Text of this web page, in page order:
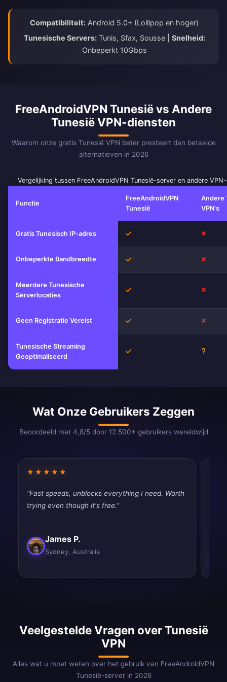
Compatibiliteit: Android 5.0+ (Lollipop en hoger)
Tunesische Servers:Tunis, Sfax, Sousse | Snelheid:
Onbeperkt 10Gbps
FreeAndroidVPN Tunesië vs Andere
Tunesië VPN-diensten
Waarom onze gratis Tunesië VPN beter presteert dan betaalde
alternatieven in 2026
Vergelijking tussen FreeAndroidVPN Tunesië-server en andere
Functie
FreeAndroidVPN
Tunesië
Andere
VPN's
Gratis Tunesisch IP-adres Ja
Onbeperkte Bandbreedte Ja
Meerdere Tunesische
Serverlocaties
Ja
Geen Registratie Vereist Ja
Tunesische Streaming
Geoptimaliseerd
Ja
Wat Onze Gebruikers Zeggen
Beoordeeld met 4,8/5 door 12.500+ gebruikers wereldwijd
★★★★★
"Fast speeds, unblocks everything I need. Worth
trying even though it's free."
James P.
Sydney, Australia
Veelgestelde Vragen over Tunesië
VPN
Alles wat u moet weten over het gebruik van FreeAndroidVPN
Tunesië-server in 2026